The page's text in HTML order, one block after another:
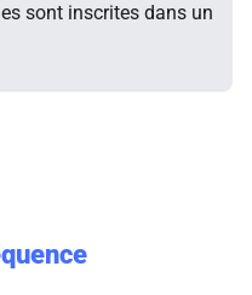
sont inscrites dans un